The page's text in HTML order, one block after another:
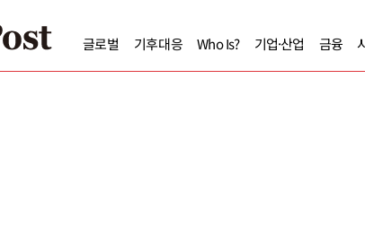
글로벌 기후대응 Who Is? 기업·산업 금융